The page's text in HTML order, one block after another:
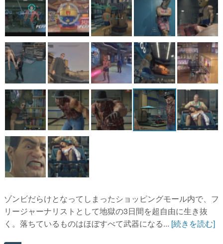
ゾンビだらけとなってしまったショッピングモール内で、フ
リージャーナリストとして地獄の3日間を超自由に生き抜
く。落ちているものはほぼすべて武器になる... [続きを読む]